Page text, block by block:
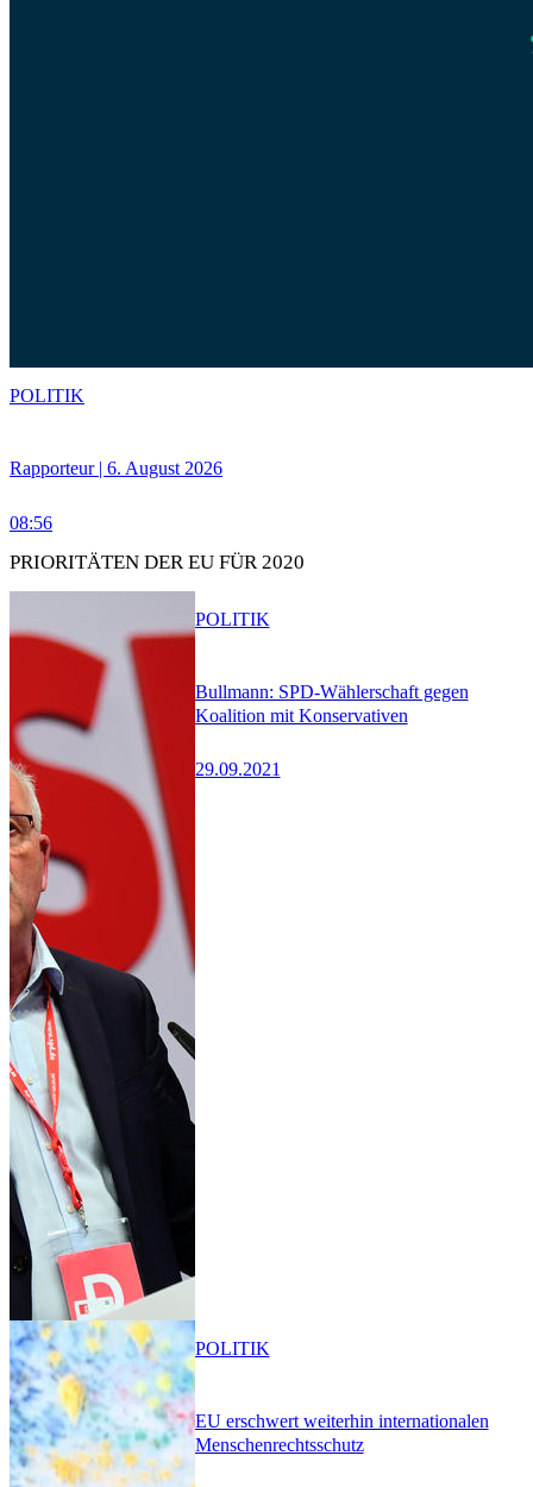
Rapporteur | 6. August 2026
08:56
POLITIK
PRIORITÄTEN DER EU FÜR 2020
Bullmann: SPD-Wählerschaft gegen
Koalition mit Konservativen
29.09.2021
POLITIK
EU erschwert weiterhin internationalen
Menschenrechtsschutz
POLITIK